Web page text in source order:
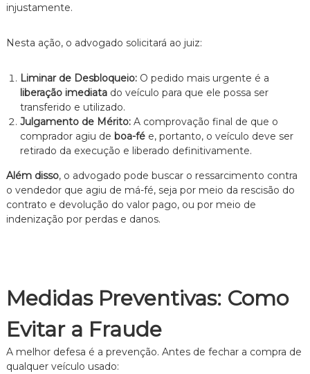
injustamente.
Nesta ação, o advogado solicitará ao juiz:
Liminar de Desbloqueio:O pedido mais urgente é a
liberação imediatado veículo para que ele possa ser
transferido e utilizado.
Julgamento de Mérito:A comprovação final de que o
comprador agiu de boa-fée, portanto, o veículo deve ser
retirado da execução e liberado definitivamente.
Além disso, o advogado pode buscar o ressarcimento contra
o vendedor que agiu de má-fé, seja por meio da rescisão do
contrato e devolução do valor pago, ou por meio de
indenização por perdas e danos.
Medidas Preventivas: Como
Evitar a Fraude
A melhor defesa é a prevenção. Antes de fechar a compra de
qualquer veículo usado: